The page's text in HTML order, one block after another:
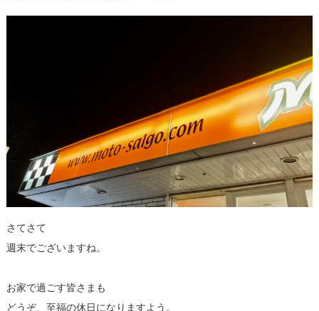
さてさて
週末でございますね。
お家で過ごす皆さまも
どうぞ、至福の休日になりますよう。